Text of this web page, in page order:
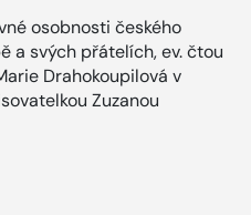
osobnosti českého
a svých přátelích, ev. čtou
Drahokoupilová v
Zuzanou